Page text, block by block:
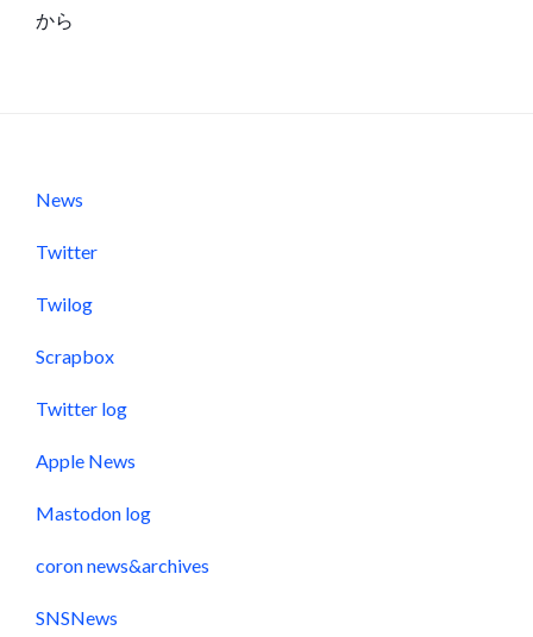
から
News
Twitter
Twilog
Scrapbox
Twitter log
Apple News
Mastodon log
coron news&archives
SNSNews